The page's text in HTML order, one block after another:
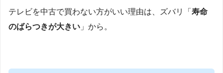
テレビを中古で買わない方がいい理由は、ズバリ「 寿命
のばらつきが大きい 」から。